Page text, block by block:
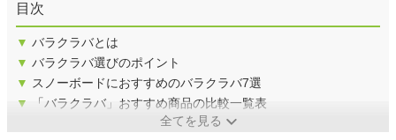
目次
▼ バラクラバとは
▼ バラクラバ選びのポイント
▼ スノーボードにおすすめのバラクラバ7選
▼
「バラクラバ」おすすめ商品の比較一覧表
全てを見る